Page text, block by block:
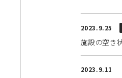
2023.9.25
施設の空き
2023.9.11